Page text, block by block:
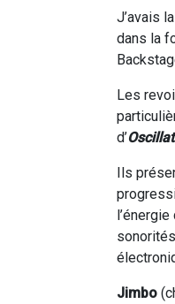
J’avais
dans la
Les
d’
Ils
Jimbo